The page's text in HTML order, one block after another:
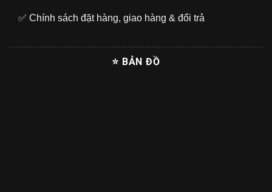
✅ Chính sách đặt hàng, giao hàng & đổi trả
⭐ BẢN ĐỒ